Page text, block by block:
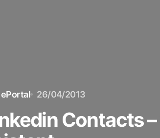
ePortal 26/04/2013
Contacts